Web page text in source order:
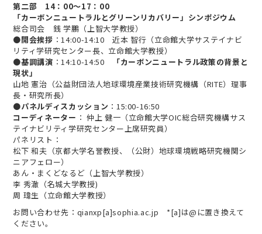
第二部 14：00～17：00
「カーボンニュートラルとグリーンリカバリー」シンポジウム
総合司会 銭 学鵬（上智大学教授）
●開会挨拶 ：14:00-14:10 近本 智行（立命館大学サステイナビ
リティ学研究センター長、立命館大学教授）
●基調講演 ：14:10-14:50
「カーボンニュートラル政策の背景と
現状」
山地 憲治（公益財団法人地球環境産業技術研究機構（RITE）理事
長・研究所長）
●パネルディスカッション ：15:00-16:50
コーディネーター ： 仲上 健一（立命館大学OIC総合研究機構サス
テイナビリティ学研究センター上席研究員）
パネリスト：
松下 和夫（京都大学名誉教授、（公財）地球環境戦略研究機関シ
ニアフェロー）
あん・まくどなるど（上智大学教授）
李 秀澈（名城大学教授)
周 瑋生（立命館大学教授）
お問い合わせ先：qianxp[a]sophia.ac.jp *[a]は@に置き換えて
ください。